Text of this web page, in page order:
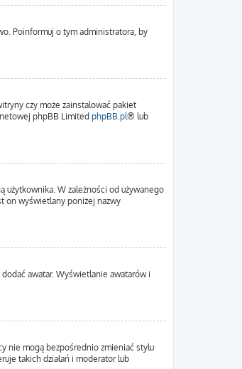
Poinformuj o tym administratora, by
czy może zainstalować pakiet
phpBB Limited phpBB.pl® lub
użytkownika. W zależności od używanego
on wyświetlany poniżej nazwy
awatar. Wyświetlanie awatarów i
nie mogą bezpośrednio zmieniać stylu
takich działań i moderator lub